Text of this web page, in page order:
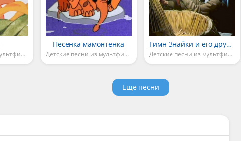
Детские песни из мультфильмов
Песенка мамонтенка
Детские песни из мультфильмов
Гимн Знайки и его друзей
Детские песни из мультфильмов
Еще песни